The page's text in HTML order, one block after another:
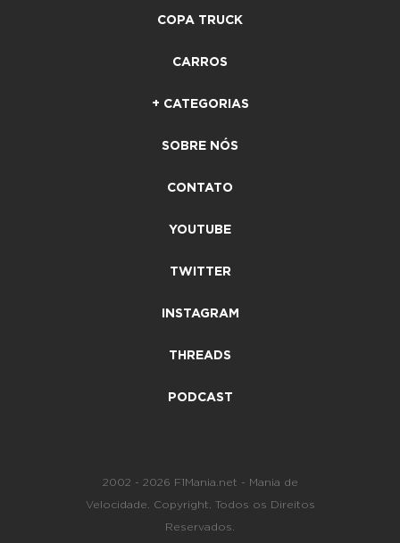
COPA TRUCK
CARROS
+ CATEGORIAS
SOBRE NÓS
CONTATO
YOUTUBE
TWITTER
INSTAGRAM
THREADS
PODCAST
2002 - 2026 F1Mania.net - Mania de
Velocidade. Copyright. Todos os Direitos
Reservados.